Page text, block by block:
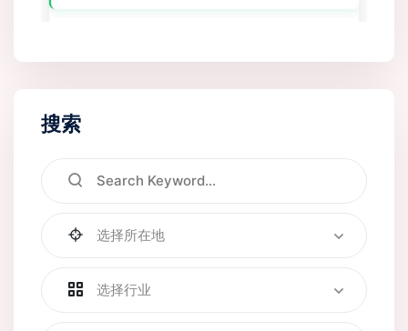
搜索
选择所在地
选择行业